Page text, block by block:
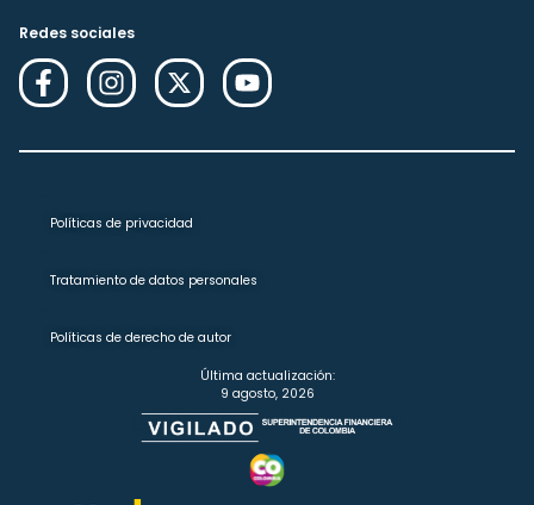
Redes sociales
Políticas de privacidad
Tratamiento de datos personales
Políticas de derecho de autor
Última actualización:
9 agosto, 2026